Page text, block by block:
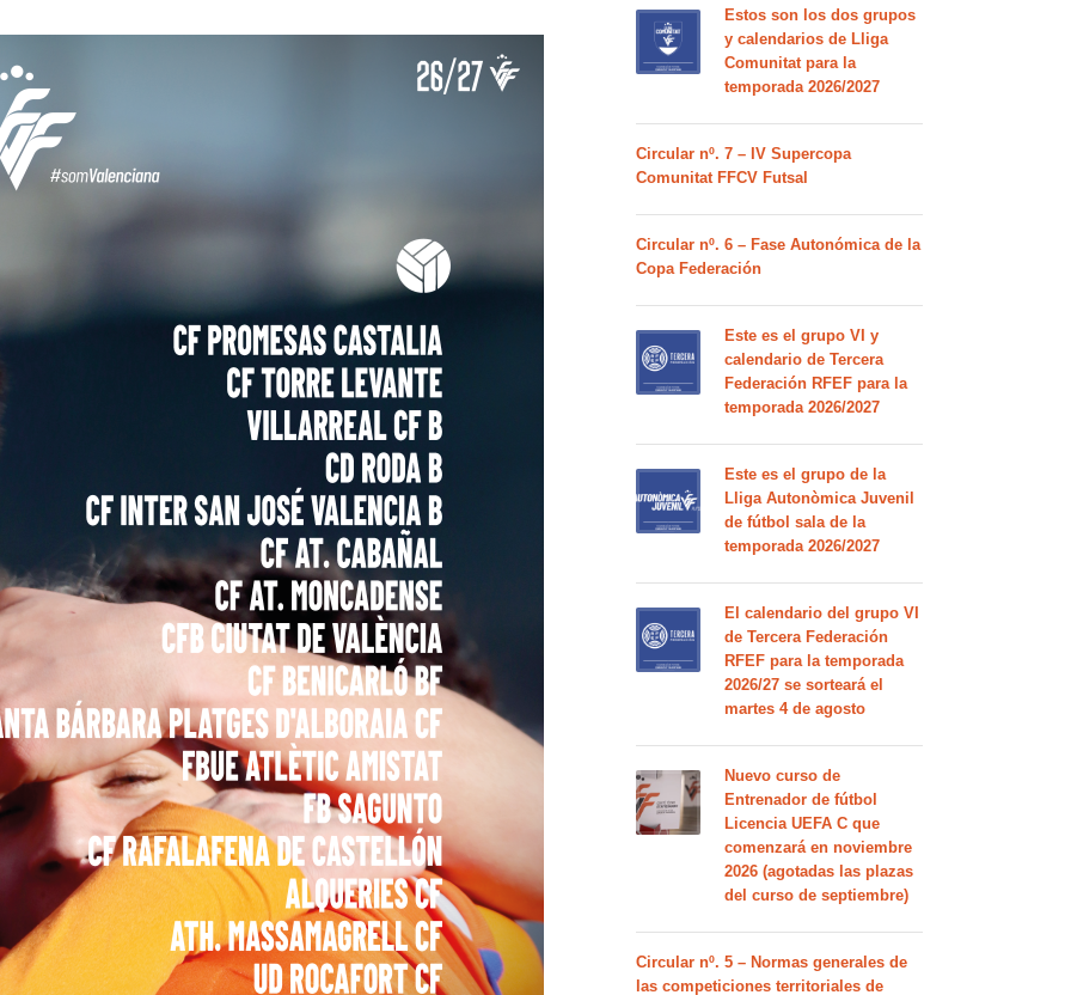
Estos son los dos grupos
y calendarios de Lliga
Comunitat para la
temporada 2026/2027
Circular nº. 7 – IV Supercopa
Comunitat FFCV Futsal
Circular nº. 6 – Fase Autonómica de la
Copa Federación
Este es el grupo VI y
calendario de Tercera
Federación RFEF para la
temporada 2026/2027
Este es el grupo de la
Lliga Autonòmica Juvenil
de fútbol sala de la
temporada 2026/2027
El calendario del grupo VI
de Tercera Federación
RFEF para la temporada
2026/27 se sorteará el
martes 4 de agosto
Nuevo curso de
Entrenador de fútbol
Licencia UEFA C que
comenzará en noviembre
2026 (agotadas las plazas
del curso de septiembre)
Circular nº. 5 – Normas generales de
las competiciones territoriales de